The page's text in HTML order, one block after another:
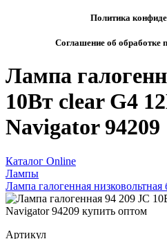
Политика
Соглашение об обработке
Лампа
10Вт clear G4
Navigator 94209
Каталог Online
Лампы
Лампа галогенная низковольтная
Артикул